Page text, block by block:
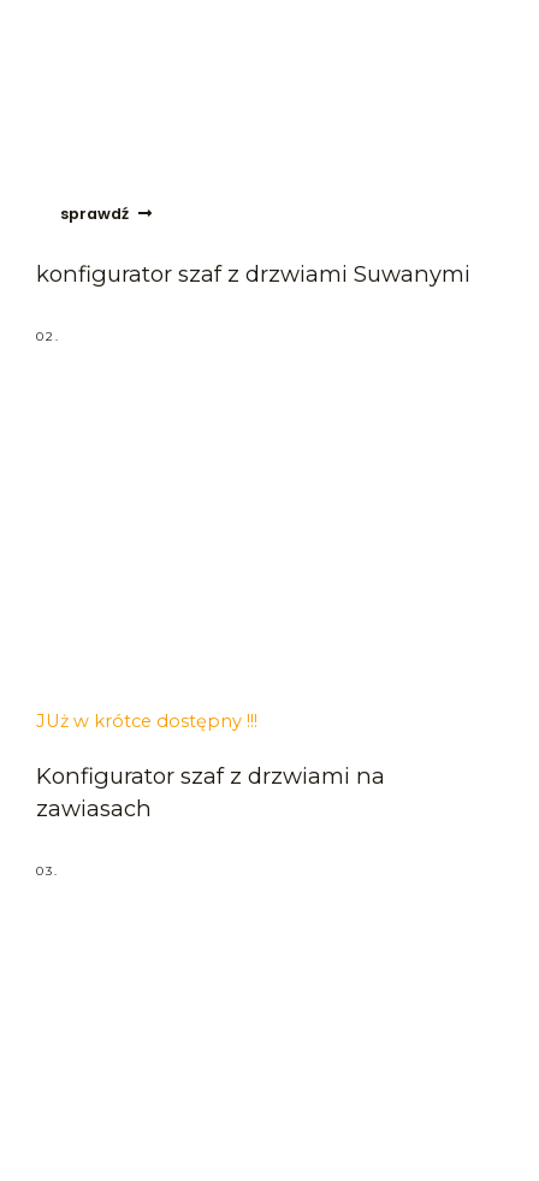
sprawdź
konfigurator szaf z drzwiami Suwanymi
02.
JUż w krótce dostępny !!!
Konfigurator szaf z drzwiami na
zawiasach
03.